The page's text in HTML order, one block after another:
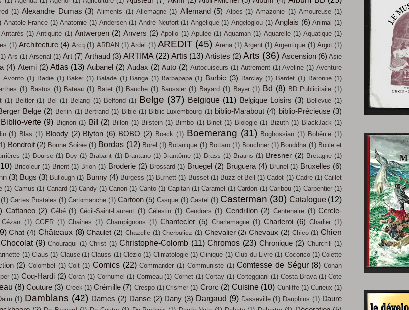
(1) Alexandre Dumas (3) Aliments (1) Allemagne (1) Allemand (5) Alpes (1) Amazonie (1) Amoureuse (1)
Anatole France (1) Anatomie (1) Andersen (1) André Neufort (1) Angélique (1) Angeloglou (1) Anglais (6) Animal (1)
Antarès (1) Antiquité (1) Antwerpen (2) Anvers (2) Apollo (1) Apulée (1) Aquaman (1) Aquarelle (1) Aquatique (1)
(1) Architecture (4) Arcq (1) ARDAN (1) Ardel (1) AREDIT (45) Arena (1) Argent (1) Argentique (1) Argot (1)
Ars (1) Arsenal (1) Art (7) Arthaud (3) ARTIMA (22) Artis (13) Artistes (2) Arts (36) Ascension (6) Asie
(4) Atemi (2) Atlas (13) Aubanel (2) Audax (2) Auto (2) Autocuiseurs (1) Autrement (1) Aveline (1) Aventure
Avonto (1) Badie (1) Baker (1) Balade (1) Banga (1) Barbapapa (1) Barbie (3) Barclay (1) Bardet (1) Baronne (1)
(1) Bastos (1) Bateau (1) Batet (1) Bauche (1) Baussier (1) Bayard (1) Bayer (1) Bd (8) BD Publicitaire (1)
(1) Beitler (1) Bel (1) Belang (1) Belfond (1) Belge (37) Belgique (11) Belgique Loisirs (3) Bellevue (1)
Belge (2) Berlin (1) Bertrand (1) Bible (1) Biblio-Luxembourg (1) biblio-Marabout (4) biblio-Précieuse (3)
Biblio-verte (9) Bignon (1) Bill (2) Billon (1) Bilstein (1) Bimbo (1) Binet (1) Biologie (1) Bizuth (1) BlackJack (1)
(1) Blas (1) Bloody (2) Blyton (6) BOBO (2) Boeck (1) Boemerang (31) Boghossian (1) Bohême (1)
Bondroit (2) Bonne Soirée (1) Bordas (12) Borel (1) Botanique (1) Bottaro (1) Bouchner (1) Bouddha (1) Boule et
(1) Bourse (1) Boy (1) Brabant (1) Brantano (1) Brantôme (1) Brass (1) Brauns (1) Bresner (2) Bretagne (1)
Bricoleur (1) Brient (1) Brion (1) Broderie (2) Brossard (1) Bruegel (2) Bruguera (4) Brunel (1) Bruxelles (6)
(3) Bugs (3) Bullough (1) Bunny (4) Burgess (1) Burnett (1) Busset (1) Buzz et Bell (1) Cadot (1) Cadre (1) Caillet
(1) Camus (1) Canard (1) Candy (1) Canon (1) Canto (1) Capitan (1) Caramel (1) Cardon (1) Caribou (1) Carpentier (1)
(1) Cartes Postales (1) Cartomanche (1) Cartoon (5) Casque (1) Castel (1) Casterman (30) Catalogue (12)
Cattaneo (2) Cébé (1) Cécil-Saint-Laurent (1) Célestin (1) Cendrars (1) Cendrillon (2) Centenaire (1) Cercle-
Cézan (1) CGER (1) Chaînes (1) Champignons (1) Chantecler (5) Charlemagne (1) Charleroi (6) Charlier (1)
Chat (4) Châteaux (8) Chaulet (2) Chazelle (1) Cherbuliez (1) Chevalier (2) Chevaux (2) Chico (1) Chien
Chocolat (9) Chouraqui (1) Christ (1) Christophe-Colomb (11) Chromos (23) Chronique (2) Churchill (1)
(1) Claus (1) Clause (1) Clauss (1) Clézio (1) Climatologie (1) Clinique (1) Club du Livre (1) Cocorico (1) Colette
(2) Colombel (1) Colt (1) Comics (22) Commander (1) Communiste (1) Comtesse de Ségur (8) Conan
(1) Coq-Hardi (2) Coran (1) Corhumel (1) Cormeau (1) Cornet (1) Cortay (1) Corteggiani (1) Costa-Brava (1) Cote
(8) Couture (3) Creek (1) Crémille (7) Crespo (1) Crismer (1) Crorc (2) Cuisine (10) Cunliffe (1) Curieux (1)
(1) Damblans (42) Dames (2) Danse (2) Dany (3) Dargaud (9) Dasseville (1) Dauphins (1) Daure